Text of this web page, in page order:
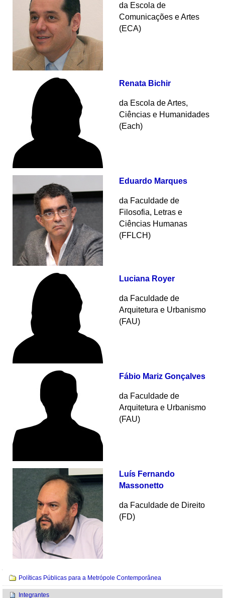
da Escola de
Comunicações e Artes
(ECA)
Renata Bichir
da Escola de Artes,
Ciências e Humanidades
(Each)
Eduardo Marques
da Faculdade de
Filosofia, Letras e
Ciências Humanas
(FFLCH)
Luciana Royer
da Faculdade de
Arquitetura e Urbanismo
(FAU)
Fábio Mariz Gonçalves
da Faculdade de
Arquitetura e Urbanismo
(FAU)
Luís Fernando
Massonetto
da Faculdade de Direito
(FD)
Políticas Públicas para a Metrópole Contemporânea
Integrantes